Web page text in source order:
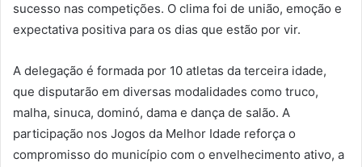
sucesso nas competições. O clima foi de união, emoção e
expectativa positiva para os dias que estão por vir.
A delegação é formada por 10 atletas da terceira idade,
que disputarão em diversas modalidades como truco,
malha, sinuca, dominó, dama e dança de salão. A
participação nos Jogos da Melhor Idade reforça o
compromisso do município com o envelhecimento ativo, a